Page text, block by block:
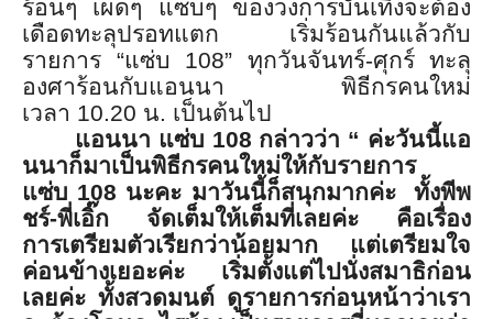
ร้อนๆ เผ็ดๆ แซ่บๆ ของวงการบันเทิงจะต้อง
เดือดทะลุปรอทแตก เริ่มร้อนกันแล้วกับ
รายการ “แซ่บ 108” ทุกวันจันทร์-ศุกร์ ทะลุ
องศาร้อนกับแอนนา พิธีกรคนใหม่
เวลา 10.20 น. เป็นต้นไป
แอนนา แซ่บ 108 กล่าวว่า “ ค่ะวันนี้แอ
นนาก็มาเป็นพิธีกรคนใหม่ให้กับรายการ
แซ่บ 108 นะคะ มาวันนี้ก็สนุกมากค่ะ ทั้งพีพ
ชร์-พี่เอิ๊ก จัดเต็มให้เต็มที่เลยค่ะ คือเรื่อง
การเตรียมตัวเรียกว่าน้อยมาก แต่เตรียมใจ
ค่อนข้างเยอะค่ะ เริ่มตั้งแต่ไปนั่งสมาธิก่อน
เลยค่ะ ทั้งสวดมนต์ ดูรายการก่อนหน้าว่าเรา